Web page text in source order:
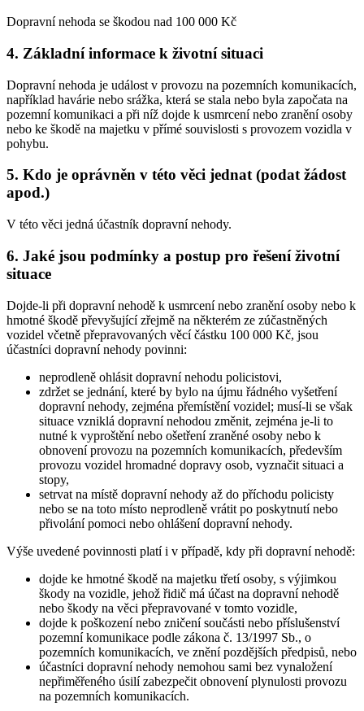
Dopravní nehoda se škodou nad 100 000 Kč
4. Základní informace k životní situaci
Dopravní nehoda je událost v provozu na pozemních komunikacích,
například havárie nebo srážka, která se stala nebo byla započata na
pozemní komunikaci a při níž dojde k usmrcení nebo zranění osoby
nebo ke škodě na majetku v přímé souvislosti s provozem vozidla v
pohybu.
5. Kdo je oprávněn v této věci jednat (podat žádost
apod.)
V této věci jedná účastník dopravní nehody.
6. Jaké jsou podmínky a postup pro řešení životní
situace
Dojde-li při dopravní nehodě k usmrcení nebo zranění osoby nebo k
hmotné škodě převyšující zřejmě na některém ze zúčastněných
vozidel včetně přepravovaných věcí částku 100 000 Kč, jsou
účastníci dopravní nehody povinni:
neprodleně ohlásit dopravní nehodu policistovi,
zdržet se jednání, které by bylo na újmu řádného vyšetření
dopravní nehody, zejména přemístění vozidel; musí-li se však
situace vzniklá dopravní nehodou změnit, zejména je-li to
nutné k vyproštění nebo ošetření zraněné osoby nebo k
obnovení provozu na pozemních komunikacích, především
provozu vozidel hromadné dopravy osob, vyznačit situaci a
stopy,
setrvat na místě dopravní nehody až do příchodu policisty
nebo se na toto místo neprodleně vrátit po poskytnutí nebo
přivolání pomoci nebo ohlášení dopravní nehody.
Výše uvedené povinnosti platí i v případě, kdy při dopravní nehodě:
dojde ke hmotné škodě na majetku třetí osoby, s výjimkou
škody na vozidle, jehož řidič má účast na dopravní nehodě
nebo škody na věci přepravované v tomto vozidle,
dojde k poškození nebo zničení součásti nebo příslušenství
pozemní komunikace podle zákona č. 13/1997 Sb., o
pozemních komunikacích, ve znění pozdějších předpisů, nebo
účastníci dopravní nehody nemohou sami bez vynaložení
nepřiměřeného úsilí zabezpečit obnovení plynulosti provozu
na pozemních komunikacích.